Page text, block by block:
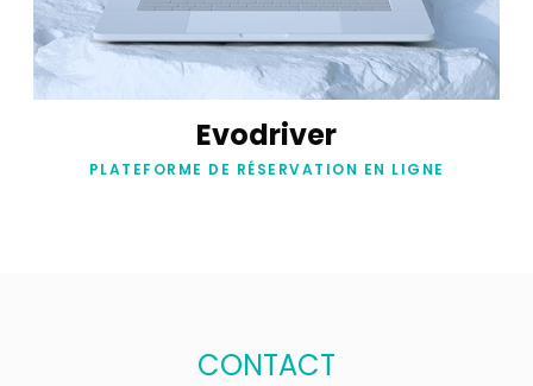
Evodriver
PLATEFORME DE RÉSERVATION EN LIGNE
CONTACT